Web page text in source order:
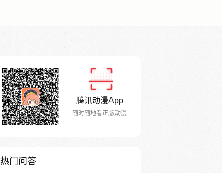
腾讯动漫App
随时随地看正版动漫
热门问答